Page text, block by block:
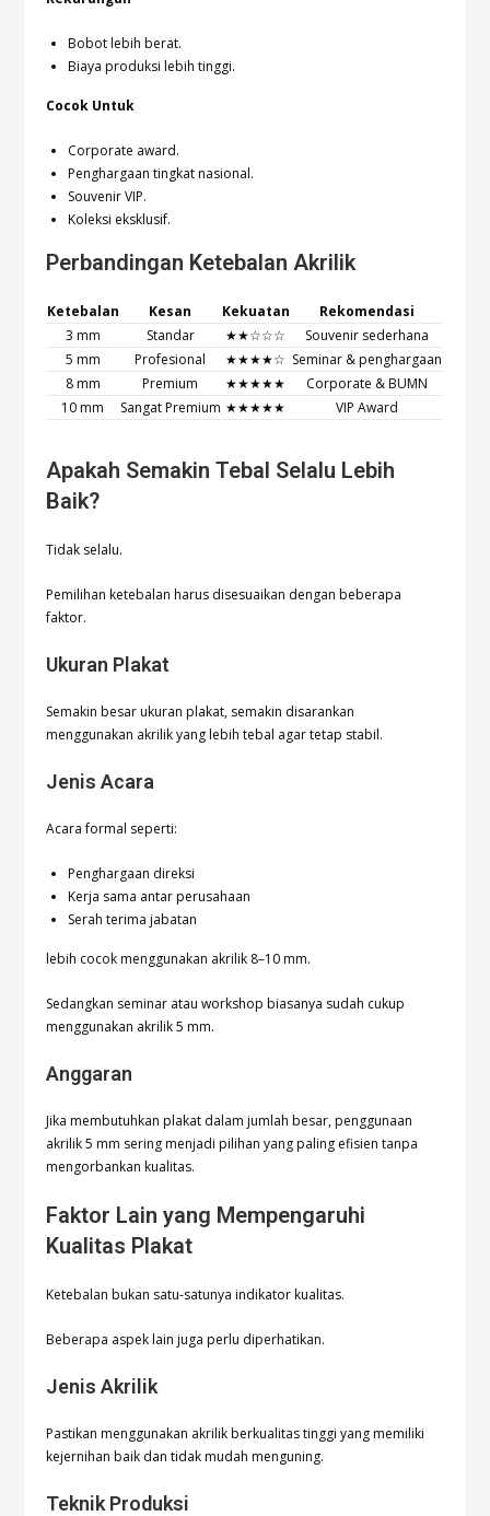
Bobot lebih berat.
Biaya produksi lebih tinggi.
Cocok Untuk
Corporate award.
Penghargaan tingkat nasional.
Souvenir VIP.
Koleksi eksklusif.
Perbandingan Ketebalan Akrilik
Ketebalan Kesan Kekuatan
Rekomendasi
3 mm
Standar ★★☆☆☆
Souvenir sederhana
5 mm
Profesional ★★★★☆ Seminar & penghargaan
8 mm
Premium ★★★★★
Corporate & BUMN
10 mm
Sangat Premium ★★★★★ VIP Award
Apakah Semakin Tebal Selalu Lebih
Baik?
Tidak selalu.
Pemilihan ketebalan harus disesuaikan dengan beberapa
faktor.
Ukuran Plakat
Semakin besar ukuran plakat, semakin disarankan
menggunakan akrilik yang lebih tebal agar tetap stabil.
Jenis Acara
Acara formal seperti:
Penghargaan direksi
Kerja sama antar perusahaan
Serah terima jabatan
lebih cocok menggunakan akrilik 8–10 mm.
Sedangkan seminar atau workshop biasanya sudah cukup
menggunakan akrilik 5 mm.
Anggaran
Jika membutuhkan plakat dalam jumlah besar, penggunaan
akrilik 5 mm sering menjadi pilihan yang paling efisien tanpa
mengorbankan kualitas.
Faktor Lain yang Mempengaruhi
Kualitas Plakat
Ketebalan bukan satu-satunya indikator kualitas.
Beberapa aspek lain juga perlu diperhatikan.
Jenis Akrilik
Pastikan menggunakan akrilik berkualitas tinggi yang memiliki
kejernihan baik dan tidak mudah menguning.
Teknik Produksi